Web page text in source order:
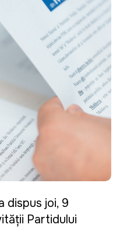
dispus joi, 9
Partidului